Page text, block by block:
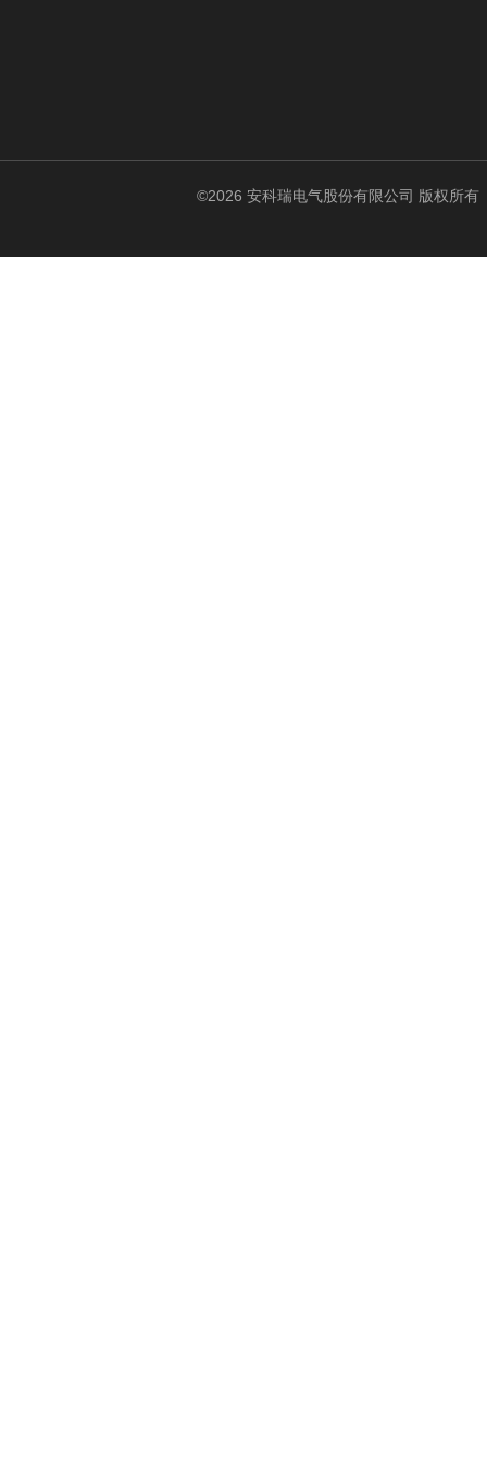
©2026 安科瑞电气股份有限公司 版权所